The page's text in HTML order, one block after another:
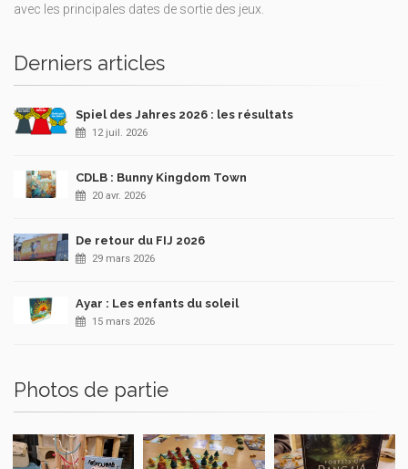
avec les principales dates de sortie des jeux.
Derniers articles
Spiel des Jahres 2026 : les résultats
12 juil. 2026
CDLB : Bunny Kingdom Town
20 avr. 2026
De retour du FIJ 2026
29 mars 2026
Ayar : Les enfants du soleil
15 mars 2026
Photos de partie